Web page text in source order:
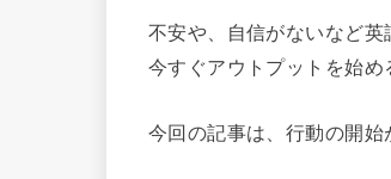
不安や、自信がないなど
今すぐアウトプットを始め
今回の記事は、行動の開始